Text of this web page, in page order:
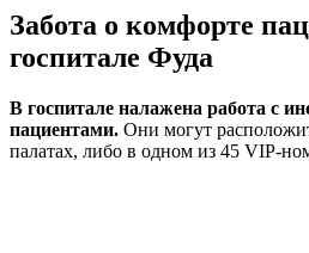
Забота о комфорте
госпитале Фуда
В госпитале налажена работа с
пациентами. Они могут
палатах, либо в одном из 45 VIP-